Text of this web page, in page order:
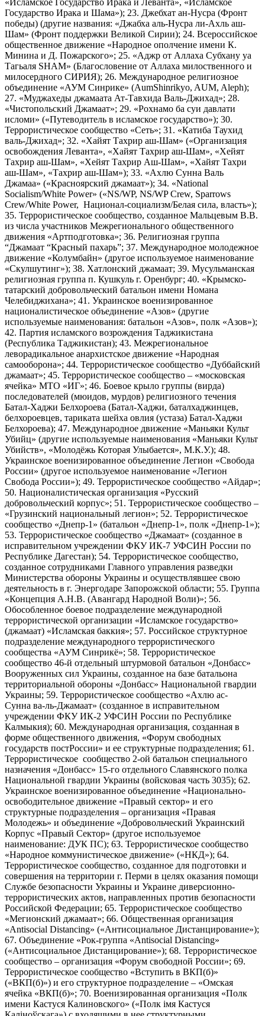
«Исламское Государство Ирака и Леванта», «Исламское
Государство Ирака и Шама»); 23. Джебхат ан-Нусра (Фронт
победы) (другие названия: «Джабха аль-Нусра ли-Ахль аш-
Шам» (Фронт поддержки Великой Сирии); 24. Всероссийское
общественное движение «Народное ополчение имени К.
Минина и Д. Пожарского»; 25. «Аджр от Аллаха Субхану уа
Тагьаля SHAM» (Благословение от Аллаха милоственного и
милосердного СИРИЯ); 26. Международное религиозное
объединение «АУМ Синрике» (AumShinrikyo, AUM, Aleph);
27. «Муджахеды джамаата Ат-Тавхида Валь-Джихад»; 28.
«Чистопольский Джамаат»; 29. «Рохнамо ба суи давлати
исломи» («Путеводитель в исламское государство»); 30.
Террористическое сообщество «Сеть»; 31. «Катиба Таухид
валь-Джихад»; 32. «Хайят Тахрир аш-Шам» («Организация
освобождения Леванта», «Хайят Тахрир аш-Шам», «Хейят
Тахрир аш-Шам», «Хейят Тахрир Аш-Шам», «Хайят Тахри
аш-Шам», «Тахрир аш-Шам»); 33. «Ахлю Сунна Валь
Джамаа» («Красноярский джамаат»); 34. «National
Socialism/White Power» («NS/WP, NS/WP Crew, Sparrows
Crew/White Power, Национал-социализм/Белая сила, власть»);
35. Террористическое сообщество, созданное Мальцевым В.В.
из числа участников Межрегионального общественного
движения «Артподготовка»; 36. Религиозная группа
“Джамаат “Красный пахарь”; 37. Международное молодежное
движение «Колумбайн» (другое используемое наименование
«Скулшутинг»); 38. Хатлонский джамаат; 39. Мусульманская
религиозная группа п. Кушкуль г. Оренбург; 40. «Крымско-
татарский добровольческий батальон имени Номана
Челебиджихана»; 41. Украинское военизированное
националистическое объединение «Азов» (другие
используемые наименования: батальон «Азов», полк «Азов»);
42. Партия исламского возрождения Таджикистана
(Республика Таджикистан); 43. Межрегиональное
леворадикальное анархистское движение «Народная
самооборона»; 44. Террористическое сообщество «Дуббайский
джамаат»; 45. Террористическое сообщество – «московская
ячейка» МТО «ИГ»; 46. Боевое крыло группы (вирда)
последователей (мюидов, мурдов) религиозного течения
Батал-Хаджи Белхороева (Батал-Хаджи, баталхаджинцев,
белхороевцев, тариката шейха овлия (устаза) Батал-Хаджи
Белхороева); 47. Международное движение «Маньяки Культ
Убийц» (другие используемые наименования «Маньяки Культ
Убийств», «Молодёжь Которая Улыбается», М.К.У.); 48.
Украинское военизированное объединение Легион «Свобода
России» (другое используемое наименование «Легион
Свобода России»); 49. Террористическое сообщество «Айдар»;
50. Националистическая организация «Русский
добровольческий корпус»; 51. Террористическое сообщество –
«Грузинский национальный легион»; 52. Террористическое
сообщество «Днепр-1» (батальон «Днепр-1», полк «Днепр-1»);
53. Террористическое сообщество «Джамаат» (созданное в
исправительном учреждении ФКУ ИК-7 УФСИН России по
Республике Дагестан); 54. Террористическое сообщество,
созданное сотрудниками Главного управления разведки
Министерства обороны Украины и осуществлявшее свою
деятельность в г. Энергодаре Запорожской области; 55. Группа
«Концепция А.Н.В. (Авангард Народной Воли)»; 56.
Обособленное боевое подразделение международной
террористической организации «Исламское государство»
(джамаат) «Исламская баккия»; 57. Российское структурное
подразделение международного террористического
сообщества «АУМ Синрикё»; 58. Террористическое
сообщество 46-й отдельный штурмовой батальон «Донбасс»
Вооруженных сил Украины, созданное на базе батальона
территориальной обороны «Донбасс» Национальной гвардии
Украины; 59. Террористическое сообщество «Ахлю ас-
Сунна ва-ль-Джамаат» (созданное в исправительном
учреждении ФКУ ИК-2 УФСИН России по Республике
Калмыкия); 60. Международная организация, созданная в
форме общественного движения, «Форум свободных
государств постРоссии» и ее структурные подразделения; 61.
Террористическое сообщество 2-ой батальон специального
назначения «Донбасс» 15-го отдельного Славянского полка
Национальной гвардии Украины (войсковая часть 3035); 62.
Украинское военизированное объединение «Национально-
освободительное движение «Правый сектор» и его
структурные подразделения – организация «Правая
Молодежь» и объединение «Добровольческий Украинский
Корпус «Правый Сектор» (другое используемое
наименование: ДУК ПС); 63. Террористическое сообщество
«Народное коммунистическое движение» («НКД»); 64.
Террористическое сообщество, созданное для подготовки и
совершения на территории г. Перми в целях оказания помощи
Службе безопасности Украины и Украине диверсионно-
террористических актов, направленных против безопасности
Российской Федерации; 65. Террористическое сообщество
«Мегионский джамаат»; 66. Общественная организация
«Antisocial Distancing» («Антисоциальное Дистанцирование»);
67. Объединение «Рок-группа «Antisocial Distancing»
(«Антисоциальное Дистанцирование»); 68. Террористическое
сообщество – организация «Форум свободной России»; 69.
Террористическое сообщество «Вступить в ВКП(б)»
(«ВКП(б)») и его структурное подразделение – «Омская
ячейка «ВКП(б)»; 70. Военизированная организация «Полк
имени Кастуся Калиновского» («Полк iмя Кастуся